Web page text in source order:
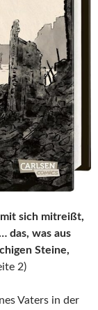
sich mitreißt,
das, was aus
Steine,
2)
Vaters in der